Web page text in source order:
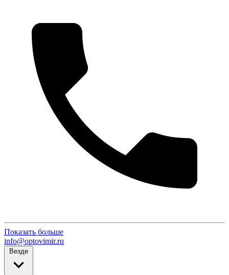
Показать больше
info@optovimir.ru
Везде